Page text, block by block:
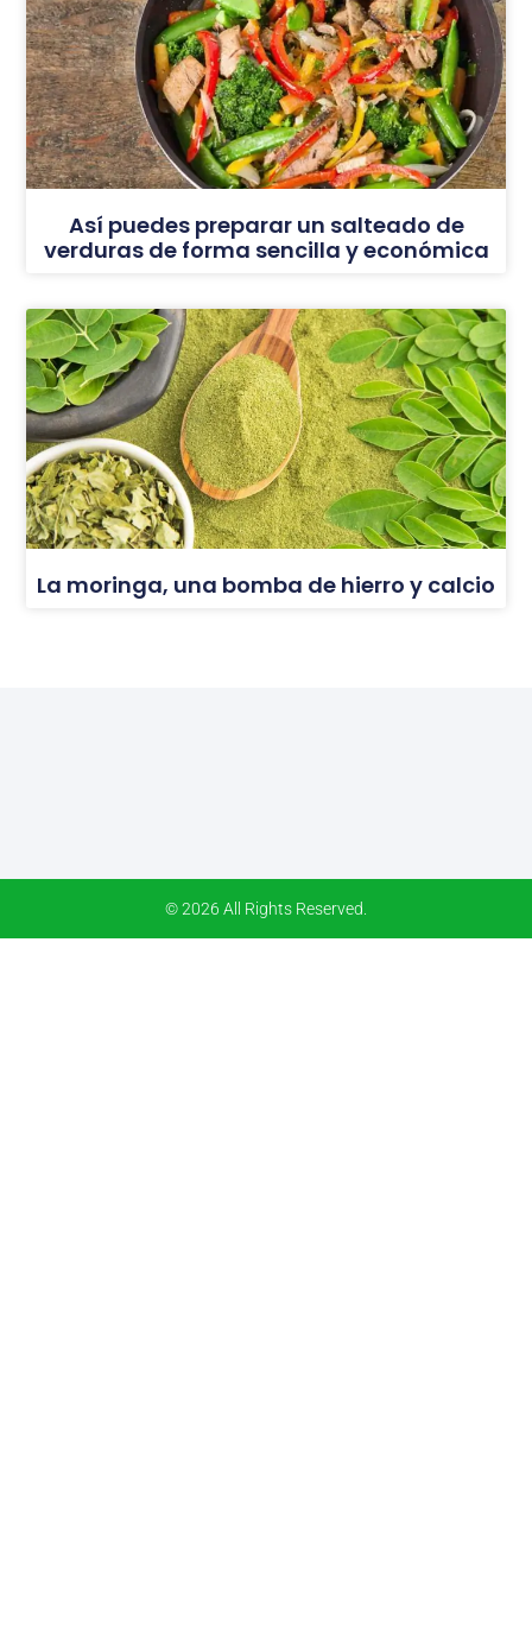
Así puedes preparar un salteado de
verduras de forma sencilla y económica
La moringa, una bomba de hierro y calcio
© 2026 All Rights Reserved.